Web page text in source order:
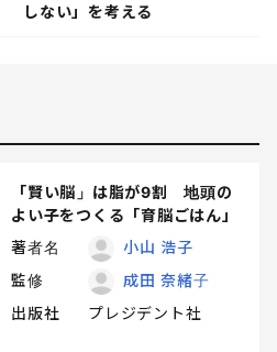
しない」を考える
「賢い脳」は脂が9割 地頭の
よい子をつくる「育脳ごはん」
著者名
小山 浩子
監修
成田 奈緒子
出版社
プレジデント社